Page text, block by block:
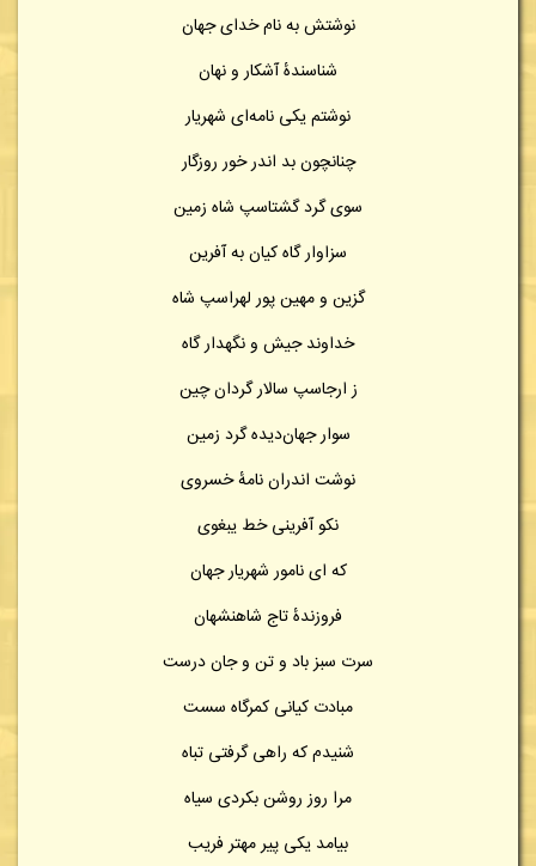
نوشتش به نام خدای جهان
شناسندهٔ آشکار و نهان
نوشتم یکی نامه‌ای شهریار
چنانچون بد اندر خور روزگار
سوی گرد گشتاسپ شاه زمین
سزاوار گاه کیان به آفرین
گزین و مهین پور لهراسپ شاه
خداوند جیش و نگهدار گاه
ز ارجاسپ سالار گردان چین
سوار جهان‌دیده گرد زمین
نوشت اندران نامهٔ خسروی
نکو آفرینی خط یبغوی
که ای نامور شهریار جهان
فروزندهٔ تاج شاهنشهان
سرت سبز باد و تن و جان درست
مبادت کیانی کمرگاه سست
شنیدم که راهی گرفتی تباه
مرا روز روشن بکردی سیاه
بیامد یکی پیر مهتر فریب